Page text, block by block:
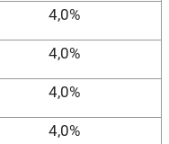
4,0%
4,0%
4,0%
4,0%